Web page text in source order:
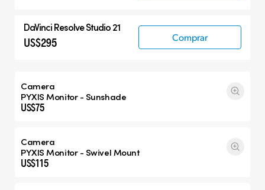
DaVinci Resolve Studio 21
US$295 Comprar
Camera
PYXIS Monitor - Sunshade
US$75
Camera
PYXIS Monitor - Swivel Mount
US$115